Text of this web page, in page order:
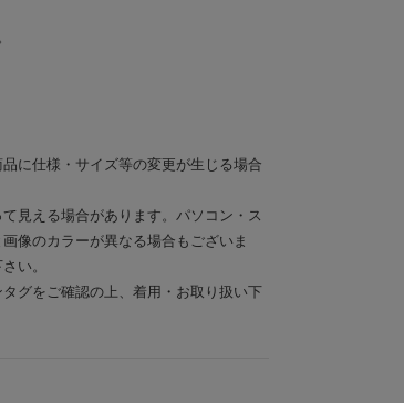
に仕様・サイズ等の変更が生じる場合
見える場合があります。パソコン・ス
像のカラーが異なる場合もございま
い。
グをご確認の上、着用・お取り扱い下